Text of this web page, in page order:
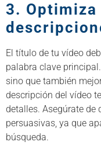
3.
El título de tu vídeo
palabra clave
sino que también
descripción del vídeo
detalles. Asegúrate de
persuasivas, ya que
búsqueda.